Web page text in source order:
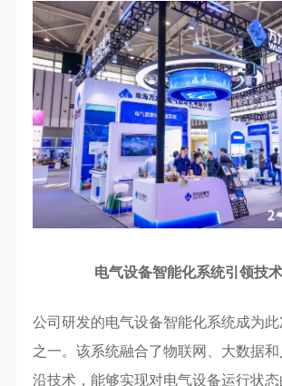
电气设备智能化系统引领技
公司研发的电气设备智能化系统成为
之一。该系统融合了物联网、大数据
沿技术，能够实现对电气设备运行状